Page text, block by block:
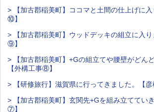
> 【加古郡稲美町】ココマと土間の仕上げに
⑩】
> 【加古郡稲美町】ウッドデッキの組立に入
⑨】
> 【加古郡稲美町】+Gの組立てや腰壁がどん
【外構工事⑧】
> 【研修旅行】滋賀県に行ってきました。【彦
> 【加古郡稲美町】玄関先+Gを組み立ててい
⑦】